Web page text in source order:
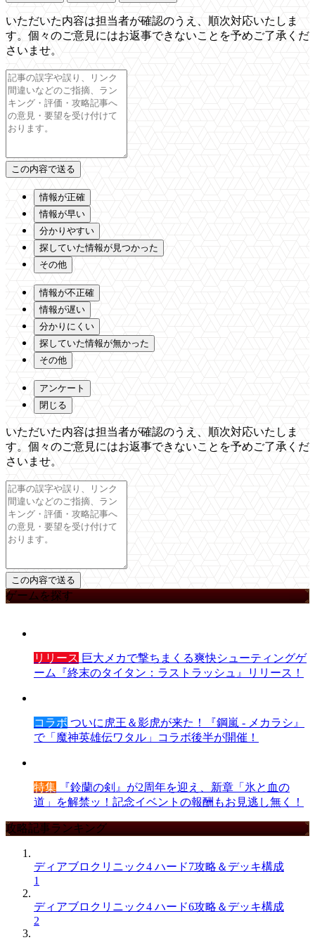
いただいた内容は担当者が確認のうえ、順次対応いたしま
す。個々のご意見にはお返事できないことを予めご了承くだ
さいませ。
情報が正確
情報が早い
分かりやすい
探していた情報が見つかった
その他
情報が不正確
情報が遅い
分かりにくい
探していた情報が無かった
その他
アンケート
閉じる
いただいた内容は担当者が確認のうえ、順次対応いたしま
す。個々のご意見にはお返事できないことを予めご了承くだ
さいませ。
ゲームを探す
リリース 巨大メカで撃ちまくる爽快シューティングゲ
ーム『終末のタイタン：ラストラッシュ』リリース！
コラボ ついに虎王＆影虎が来た！『鋼嵐 - メカラシ』
で「魔神英雄伝ワタル」コラボ後半が開催！
特集 『鈴蘭の剣』が2周年を迎え、新章「氷と血の
道」を解禁ッ！記念イベントの報酬もお見逃し無く！
攻略記事ランキング
ディアブロクリニック4 ハード7攻略＆デッキ構成
1
ディアブロクリニック4 ハード6攻略＆デッキ構成
2